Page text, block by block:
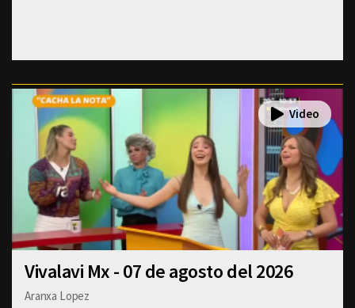
Vivalavi Mx - 07 de agosto del 2026
Aranxa Lopez